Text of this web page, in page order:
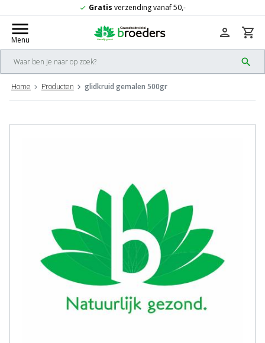
verzending vanaf 50,-
menu
Menu
search
person shopping_cart
Home Producten glidkruid gemalen 500gr